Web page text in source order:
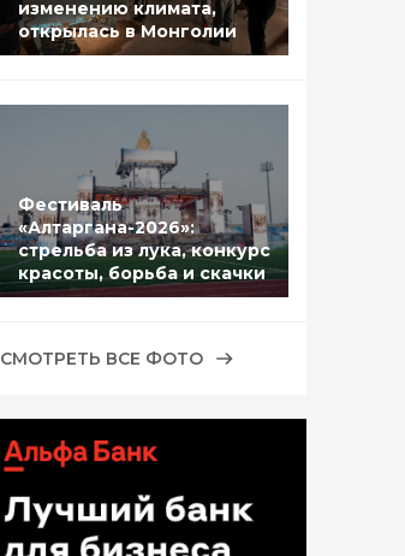
изменению климата,
открылась в Монголии
Фестиваль
«Алтаргана-2026»:
стрельба из лука, конкурс
красоты, борьба и скачки
СМОТРЕТЬ ВСЕ ФОТО